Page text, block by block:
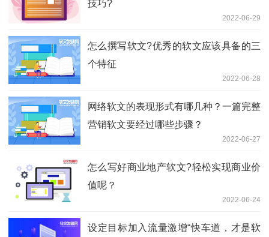
技巧?
2022-06-29
怎么撰写软文?优秀的软文应该具备的三
个特征
2022-06-28
网络软文的表现形式有哪几种？一篇完整
营销软文要经过哪些步骤？
2022-06-27
怎么写好商业地产软文?轻松实现商业价
值呢？
2022-06-24
设定目标加入流量激增“快车道，才是软